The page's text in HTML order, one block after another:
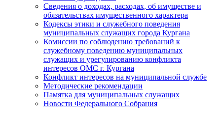
Сведения о доходах, расходах, об имуществе и
обязательствах имущественного характера
Кодексы этики и служебного поведения
муниципальных служащих города Кургана
Комиссии по соблюдению требований к
служебному поведению муниципальных
служащих и урегулированию конфликта
интересов ОМС г. Кургана
Конфликт интересов на муниципальной службе
Методические рекомендации
Памятка для муниципальных служащих
Новости Федерального Cобрания